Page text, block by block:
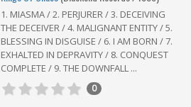
1. MIASMA / 2. PERJURER / 3. DECEIVING
THE DECEIVER / 4. MALIGNANT ENTITY / 5.
BLESSING IN DISGUISE / 6. I AM BORN / 7.
EXHALTED IN DEPRAVITY / 8. CONQUEST
COMPLETE / 9. THE DOWNFALL ...
0